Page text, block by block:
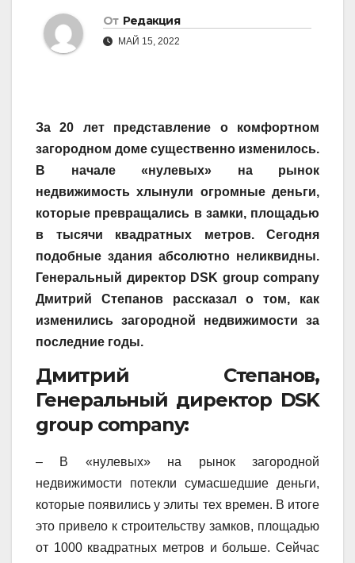
От Редакция
МАЙ 15, 2022
За 20 лет представление о комфортном
загородном доме существенно изменилось.
В начале «нулевых» на рынок
недвижимость хлынули огромные деньги,
которые превращались в замки, площадью
в тысячи квадратных метров. Сегодня
подобные здания абсолютно неликвидны.
Генеральный директор DSK group company
Дмитрий Степанов рассказал о том, как
изменились загородной недвижимости за
последние годы.
Дмитрий Степанов,
Генеральный директор DSK
group company:
– В «нулевых» на рынок загородной
недвижимости потекли сумасшедшие деньги,
которые появились у элиты тех времен. В итоге
это привело к строительству замков, площадью
от 1000 квадратных метров и больше. Сейчас